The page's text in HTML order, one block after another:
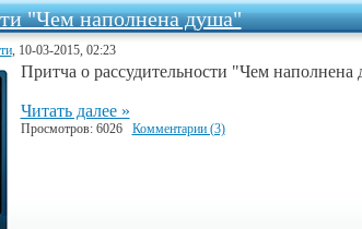
"Чем наполнена душа"
, 10-03-2015, 02:23
Притча о рассудительности "Чем наполнена
Читать далее »
Просмотров: 6026 Комментарии (3)